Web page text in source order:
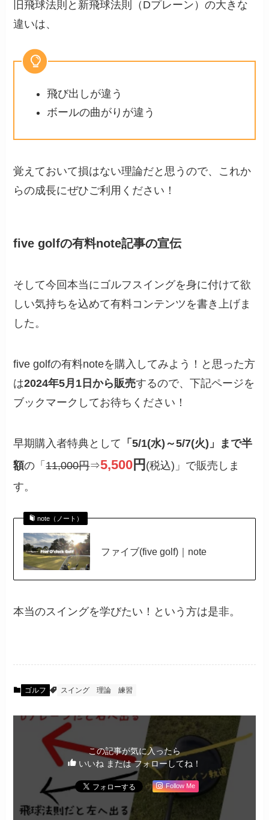
旧飛球法則と新飛球法則（Dプレーン）の大きな
違いは、
飛び出しが違う
ボールの曲がりが違う
覚えておいて損はない理論だと思うので、これか
らの成長にぜひご利用ください！
five golfの有料note記事の宣伝
そして今回本当にゴルフスイングを身に付けて欲
しい気持ちを込めて有料コンテンツを書き上げま
した。
five golfの有料noteを購入してみよう！と思った方
は2024年5月1日から販売するので、下記ページを
ブックマークしてお待ちください！
早期購入者特典として 「5/1(水)～5/7(火)」まで半
額の「11,000円⇒5,500円 (税込)」で販売しま
す。
note（ノート）
ファイブ(five golf)｜note
本当のスイングを学びたい！という方は是非。
ゴルフ スイング 理論 練習
この記事が気に入ったら
いいね または フォローしてね！
Follow Me